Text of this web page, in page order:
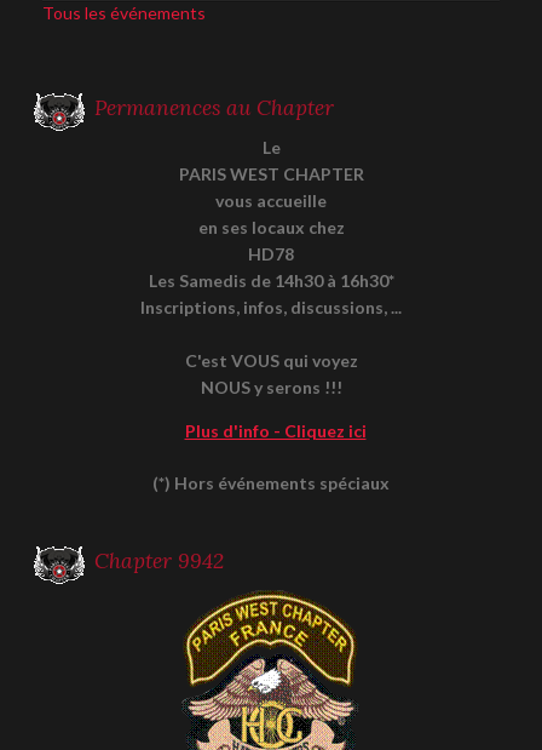
Tous les événements
Permanences au Chapter
Le
PARIS WEST CHAPTER
vous accueille
en ses locaux chez
HD78
Les Samedis de 14h30 à 16h30*
Inscriptions, infos, discussions, ...
C'est VOUS qui voyez
NOUS y serons !!!
Plus d'info - Cliquez ici
(*) Hors événements spéciaux
Chapter 9942